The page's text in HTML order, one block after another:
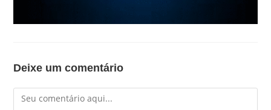
Deixe um comentário
Comentário